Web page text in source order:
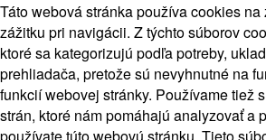
Táto webová stránka používa cookies
zážitku pri navigácii. Z týchto súborov
ktoré sa kategorizujú podľa potreby,
prehliadača, pretože sú nevyhnutné na
funkcií webovej stránky. Používame tiež
strán, ktoré nám pomáhajú analyzovať a